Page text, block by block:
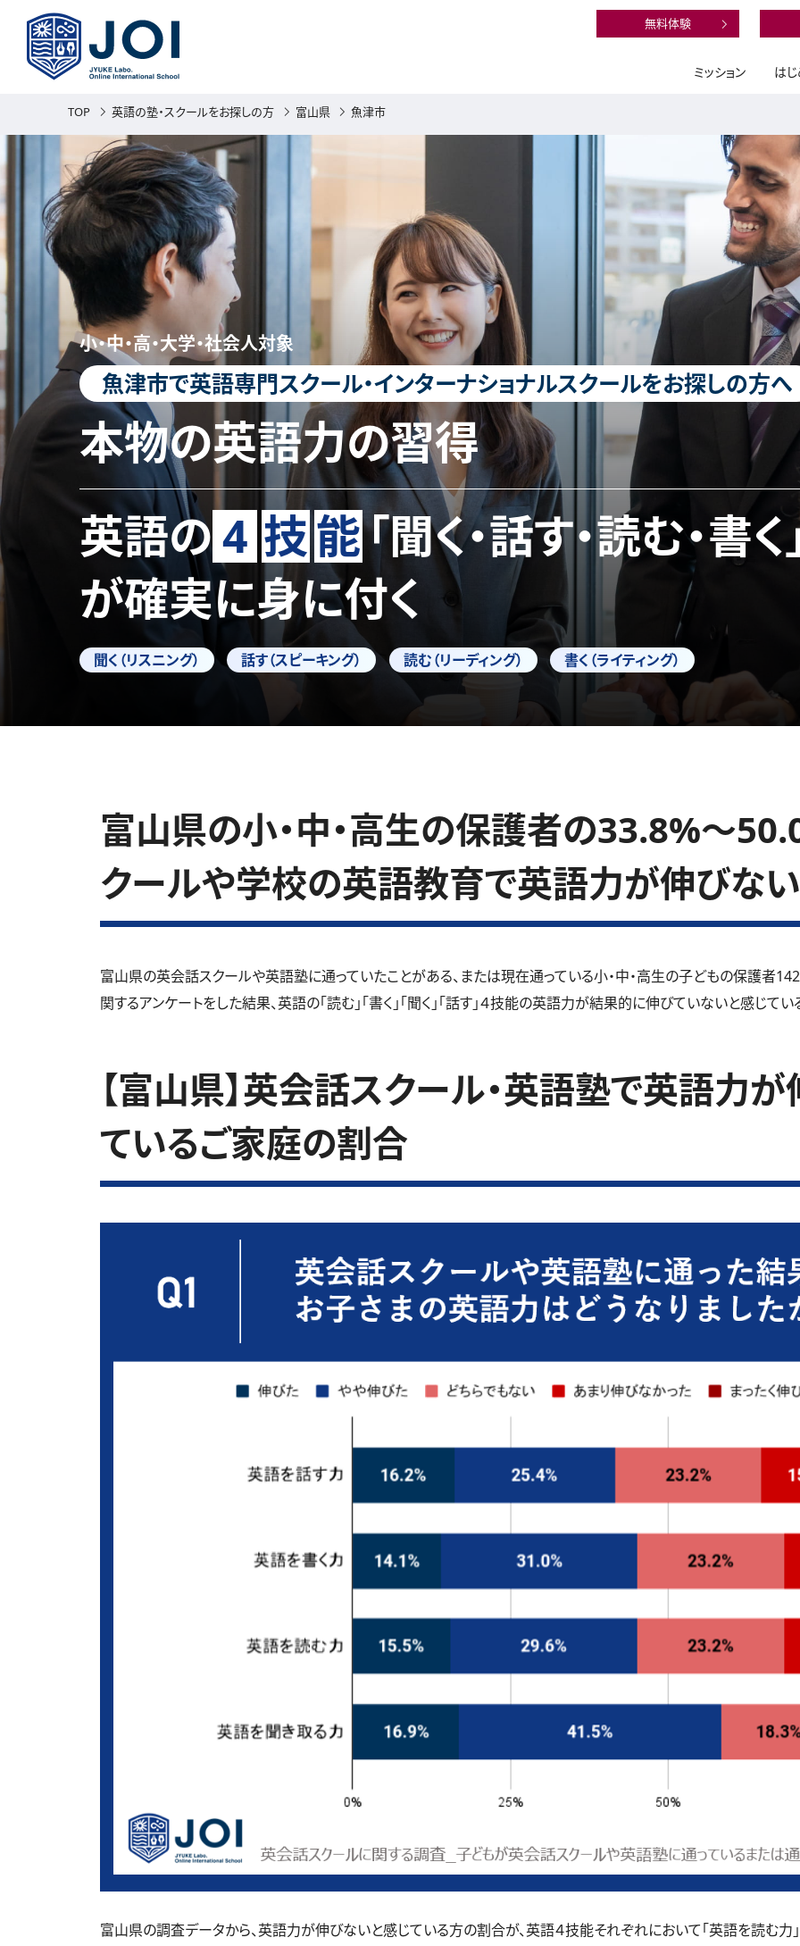
無料体験
ミッション は
TOP 英語の塾・スクールをお探しの方 富山県 魚津市
小・中・高・大学・社会人対象
魚津市で英語専門スクール・インターナショナルスクールをお探しの方へ
本物の英語力の習得
英語の4 技能「聞く・話す・読む・書く
が確実に身に付く
聞く（リスニング） 話す（スピーキング） 読む（リーディング） 書く（ライティング）
富山県の小・中・高生の保護者の33.8%～
クールや学校の英語教育で英語力が伸びな
富山県の英会話スクールや英語塾に通っていたことがある、または現在通っている小・中・高生の子どもの保護者
関するアンケートをした結果、英語の「読む」「書く」「聞く」「話す」４技能の英語力が結果的に伸びていないと感じ
【富山県】英会話スクール・英語塾で英語力
ているご家庭の割合
富山県の調査データから、英語力が伸びないと感じている方の割合が、英語４技能それぞれにおいて「英語を読む力」